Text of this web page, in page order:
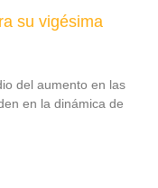
su vigésima
del aumento en las
en la dinámica de